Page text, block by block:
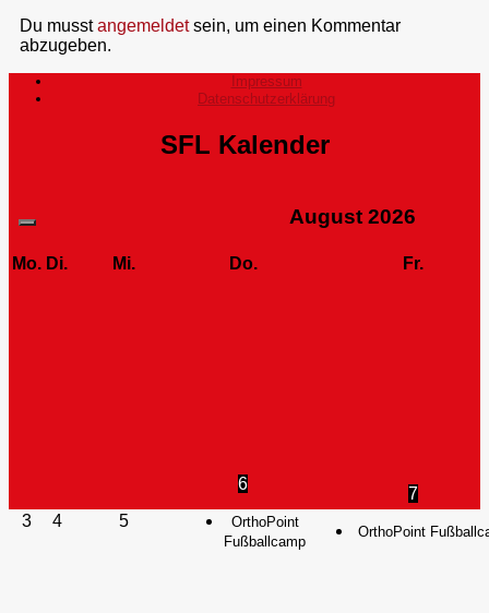
Du musstangemeldetsein, um einen Kommentar
abzugeben.
Impressum
Datenschutzerklärung
SFL Kalender
August 2026
Mo. Di. Mi. Do. Fr.
3 4 5
6
OrthoPoint
Fußballcamp
7
OrthoPoint